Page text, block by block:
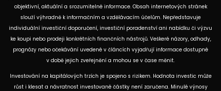
objektivní, aktuální a srozumitelné informace. Obsah internetových stránek
slouží výhradně k informačním a vzdělávacím účelům. Nepředstavuje
individuální investiční doporučení, investiční poradenství ani nabídku či výzvu
ke koupi nebo prodeji konkrétních finančních nástrojů. Veškeré názory, odhady,
prognózy nebo očekávání uvedené v článcích vyjadřují informace dostupné
v době jejich zveřejnění a mohou se v čase měnit.
Investování na kapitálových trzích je spojeno s rizikem. Hodnota investic může
růst i klesat a návratnost investované částky není zaručena. Minulé výnosy